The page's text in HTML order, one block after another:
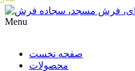
Menu
صفحه نخست
محصولات